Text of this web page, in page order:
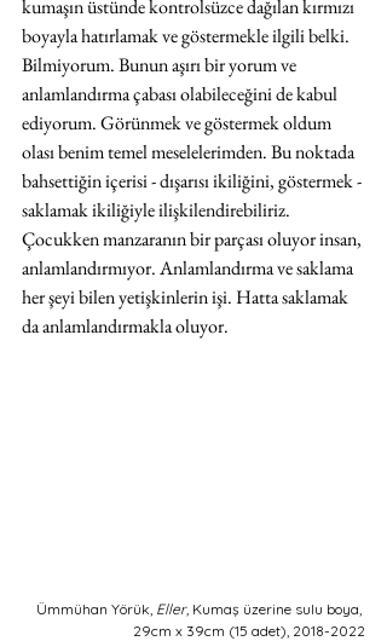
kumaşın üstünde kontrolsüzce dağılan kırmızı
boyayla hatırlamak ve göstermekle ilgili belki.
Bilmiyorum. Bunun aşırı bir yorum ve
anlamlandırma çabası olabileceğini de kabul
ediyorum. Görünmek ve göstermek oldum
olası benim temel meselelerimden. Bu noktada
bahsettiğin içerisi - dışarısı ikiliğini, göstermek -
saklamak ikiliğiyle ilişkilendirebiliriz.
Çocukken manzaranın bir parçası oluyor insan,
anlamlandırmıyor. Anlamlandırma ve saklama
her şeyi bilen yetişkinlerin işi. Hatta saklamak
da anlamlandırmakla oluyor.
Ümmühan Yörük, Eller, Kumaş üzerine sulu boya,
29cm x 39cm (15 adet), 2018-2022